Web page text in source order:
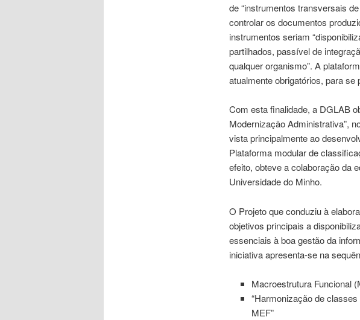
de “instrumentos transversais
controlar os documentos
instrumentos seriam
partilhados, passível de
qualquer organismo”. A
atualmente obrigatórios, para se
Com esta finalidade, a DGLAB
Modernização Administrativa”,
vista principalmente ao
Plataforma modular de
efeito, obteve a colaboração da
Universidade do Minho.
O Projeto que conduziu à
objetivos principais a
essenciais à boa gestão da
iniciativa apresenta-se na
Macroestrutura Funcional
“Harmonização de
MEF”